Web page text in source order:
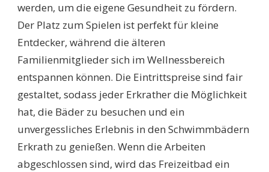
werden, um die eigene Gesundheit zu fördern.
Der Platz zum Spielen ist perfekt für kleine
Entdecker, während die älteren
Familienmitglieder sich im Wellnessbereich
entspannen können. Die Eintrittspreise sind fair
gestaltet, sodass jeder Erkrather die Möglichkeit
hat, die Bäder zu besuchen und ein
unvergessliches Erlebnis in den Schwimmbädern
Erkrath zu genießen. Wenn die Arbeiten
abgeschlossen sind, wird das Freizeitbad ein